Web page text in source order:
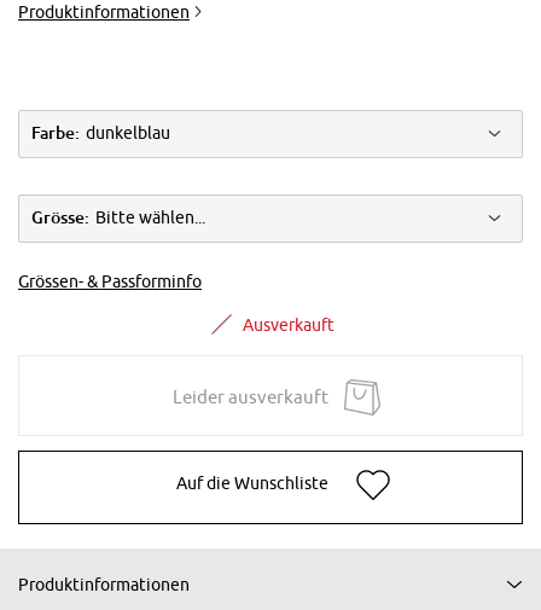
Produktinformationen
Farbe: dunkelblau
Grösse: Bitte wählen...
Grössen- & Passforminfo
Ausverkauft
Leider ausverkauft
Auf die Wunschliste
Produktinformationen